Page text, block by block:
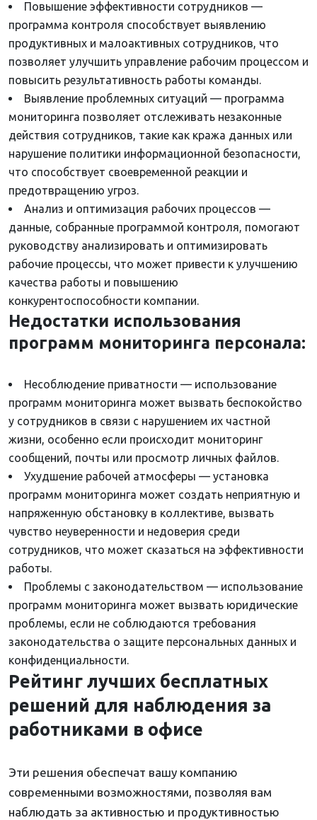
Повышение эффективности сотрудников —
программа контроля способствует выявлению
продуктивных и малоактивных сотрудников, что
позволяет улучшить управление рабочим процессом и
повысить результативность работы команды.
Выявление проблемных ситуаций — программа
мониторинга позволяет отслеживать незаконные
действия сотрудников, такие как кража данных или
нарушение политики информационной безопасности,
что способствует своевременной реакции и
предотвращению угроз.
Анализ и оптимизация рабочих процессов —
данные, собранные программой контроля, помогают
руководству анализировать и оптимизировать
рабочие процессы, что может привести к улучшению
качества работы и повышению
конкурентоспособности компании.
Недостатки использования
программ мониторинга персонала:
Несоблюдение приватности — использование
программ мониторинга может вызвать беспокойство
у сотрудников в связи с нарушением их частной
жизни, особенно если происходит мониторинг
сообщений, почты или просмотр личных файлов.
Ухудшение рабочей атмосферы — установка
программ мониторинга может создать неприятную и
напряженную обстановку в коллективе, вызвать
чувство неуверенности и недоверия среди
сотрудников, что может сказаться на эффективности
работы.
Проблемы с законодательством — использование
программ мониторинга может вызвать юридические
проблемы, если не соблюдаются требования
законодательства о защите персональных данных и
конфиденциальности.
Рейтинг лучших бесплатных
решений для наблюдения за
работниками в офисе
Эти решения обеспечат вашу компанию
современными возможностями, позволяя вам
наблюдать за активностью и продуктивностью